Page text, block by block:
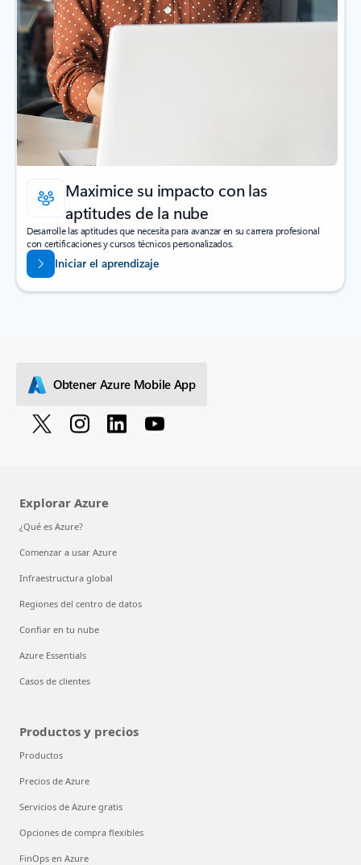
Maximice su impacto con las
aptitudes de la nube
Desarrolle las aptitudes que necesita para avanzar en su carrera profesional
con certificaciones y cursos técnicos personalizados.
Iniciar el aprendizaje
Obtener Azure Mobile App
Explorar Azure
¿Qué es Azure?
Comenzar a usar Azure
Infraestructura global
Regiones del centro de datos
Confiar en tu nube
Azure Essentials
Casos de clientes
Productos y precios
Productos
Precios de Azure
Servicios de Azure gratis
Opciones de compra flexibles
FinOps en Azure